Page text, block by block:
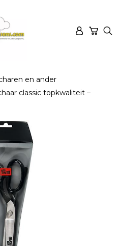
en ander
classic topkwaliteit –